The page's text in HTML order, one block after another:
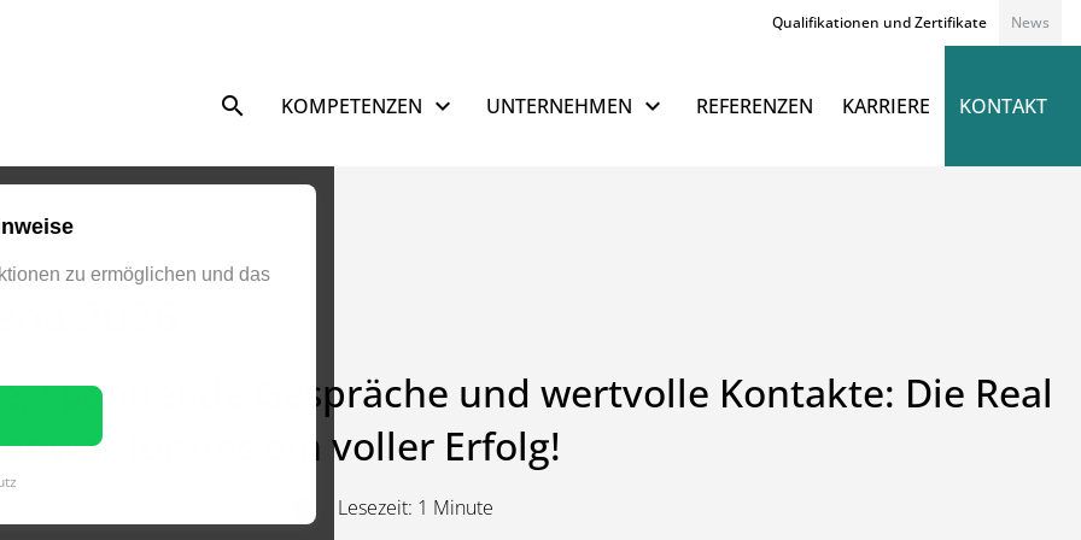
zu ermöglichen und das
Navigation überspringen
Qualifikationen und Zertifikate News
KOMPETENZEN
UNTERNEHMEN REFERENZEN KARRIERE KONTAKT
2026
spannende Gespräche und wertvolle Kontakte: Die Real
war für uns ein voller Erfolg!
Lesezeit: 1 Minute